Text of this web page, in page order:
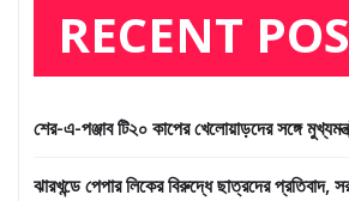
RECENT
শের-এ-পঞ্জাব টি২০ কাপের খেলোয়াড়দের সঙ্গে
ঝারখন্ডে পেপার লিকের বিরুদ্ধে ছাত্রদের প্রতিবাদ,